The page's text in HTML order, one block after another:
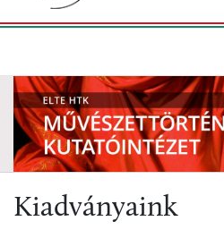
Kiadványaink